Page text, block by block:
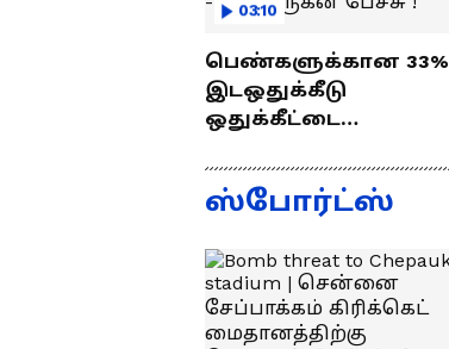
03:10
பெண்களுக்கான 33%
இடஒதுக்கீடு
ஒதுக்கீட்டை
பிரதமர் நரேந்திர
மோதி - எல்.முருகன்
ஸ்போர்ட்ஸ்